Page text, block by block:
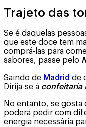
Trajeto das
Se é daquelas
que este doce tem
comprá-las para
sabores, passe pelo
Saindo de Madrid de
Dirija-se à confeitaria
No entanto, se gosta
poderá pedir com
energia necessária